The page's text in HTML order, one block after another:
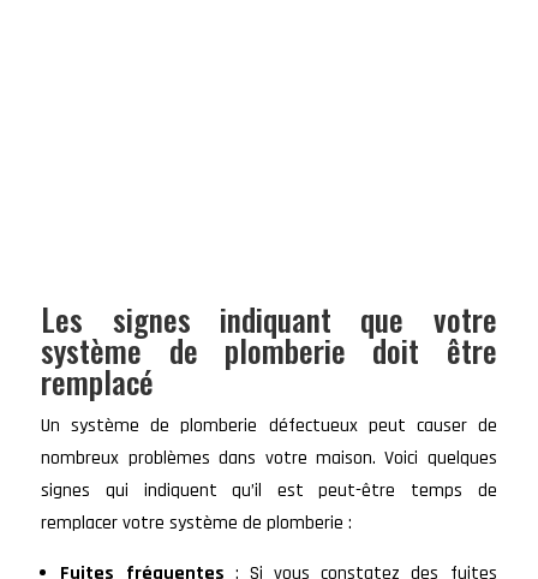
Les signes indiquant que votre
système de plomberie doit être
remplacé
Un système de plomberie défectueux peut causer de
nombreux problèmes dans votre maison. Voici quelques
signes qui indiquent qu’il est peut-être temps de
remplacer votre système de plomberie :
Fuites fréquentes : Si vous constatez des fuites